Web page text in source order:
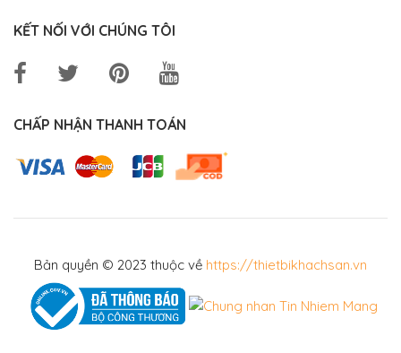
KẾT NỐI VỚI CHÚNG TÔI
CHẤP NHẬN THANH TOÁN
Bản quyền © 2023 thuộc về https://thietbikhachsan.vn